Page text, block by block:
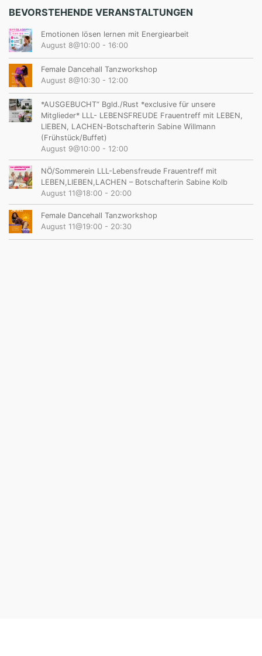
BEVORSTEHENDE VERANSTALTUNGEN
Emotionen lösen lernen mit Energiearbeit
August 8@10:00 - 16:00
Female Dancehall Tanzworkshop
August 8@10:30 - 12:00
*AUSGEBUCHT“ Bgld./Rust *exclusive für unsere
Mitglieder* LLL- LEBENSFREUDE Frauentreff mit LEBEN,
LIEBEN, LACHEN-Botschafterin Sabine Willmann
(Frühstück/Buffet)
August 9@10:00 - 12:00
NÖ/Sommerein LLL-Lebensfreude Frauentreff mit
LEBEN,LIEBEN,LACHEN – Botschafterin Sabine Kolb
August 11@18:00 - 20:00
Female Dancehall Tanzworkshop
August 11@19:00 - 20:30